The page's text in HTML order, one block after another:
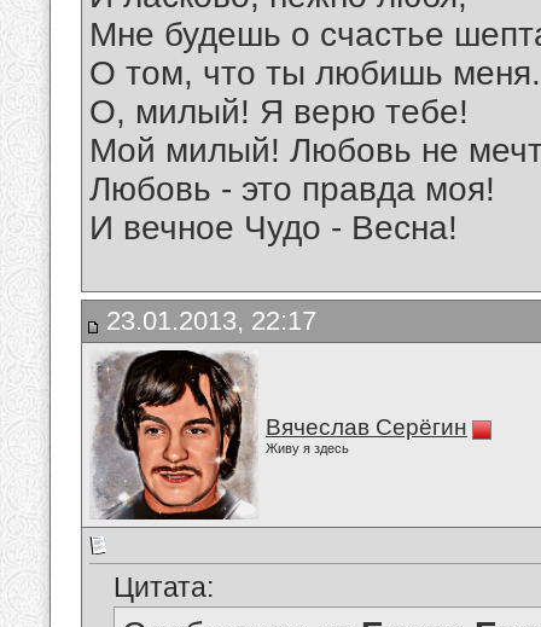
Мне будешь о счастье
О том, что ты любишь меня.
О, милый! Я верю тебе!
Мой милый! Любовь не
Любовь - это правда моя!
И вечное Чудо - Весна!
23.01.2013, 22:17
Вячеслав Серёгин
Живу я здесь
Цитата: